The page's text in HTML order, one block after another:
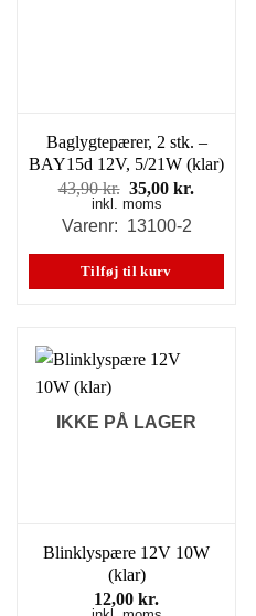
Baglygtepærer, 2 stk. –
BAY15d 12V, 5/21W (klar)
43,90kr. Den
oprindelige
pris
43,90 kr..
35,00kr.
35,00 kr..
inkl. moms
Varenr: 13100-2
Tilføj til kurv
IKKE PÅ LAGER
Blinklyspære 12V 10W
(klar)
12,00 kr.